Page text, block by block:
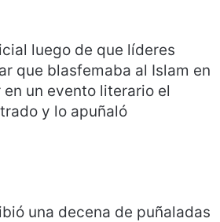
luego de que líderes
que blasfemaba al Islam en
en un evento literario el
y lo apuñaló
una decena de puñaladas